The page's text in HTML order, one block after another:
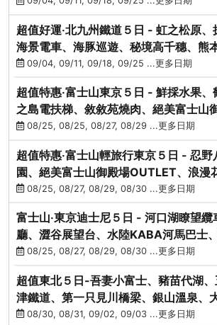
超值好運‧北九州鐵道５日 - 虹之松原
海景電車、海豚巡遊、秘境高千穗、熊
光列車-台中出發
09/04, 09/11, 09/18, 09/25 ...更多日期
超值特惠‧富士山東京５日 - 鮮採水果
之島電扶梯、敘敘苑燒肉、絕美富士山
08/25, 08/25, 08/27, 08/29 ...更多日期
超值特惠‧富士山輕旅行東京５日 - 忍
園、絕美富士山御殿場OUTLET、浪漫
小江戶
08/25, 08/27, 08/29, 08/30 ...更多日期
富士山‧東京迪士尼５日 - 河口湖瞭望纜
廳、澀谷展望台、水陸KABA河馬巴士
饌、季節採果
08/25, 08/27, 08/29, 08/30 ...更多日期
超值東北５日-吾妻小富士、豬苗代湖
津鐵道、第一只見川橋梁、銀山溫泉、
原纜車
08/30, 08/31, 09/02, 09/03 ...更多日期